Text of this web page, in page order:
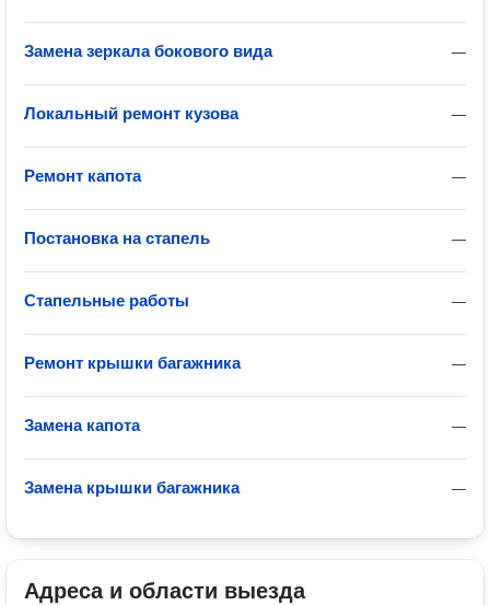
—
Замена зеркала бокового вида
—
Локальный ремонт кузова
—
Ремонт капота
—
Постановка на стапель
—
Стапельные работы
—
Ремонт крышки багажника
—
Замена капота
—
Замена крышки багажника
Адреса и области выезда